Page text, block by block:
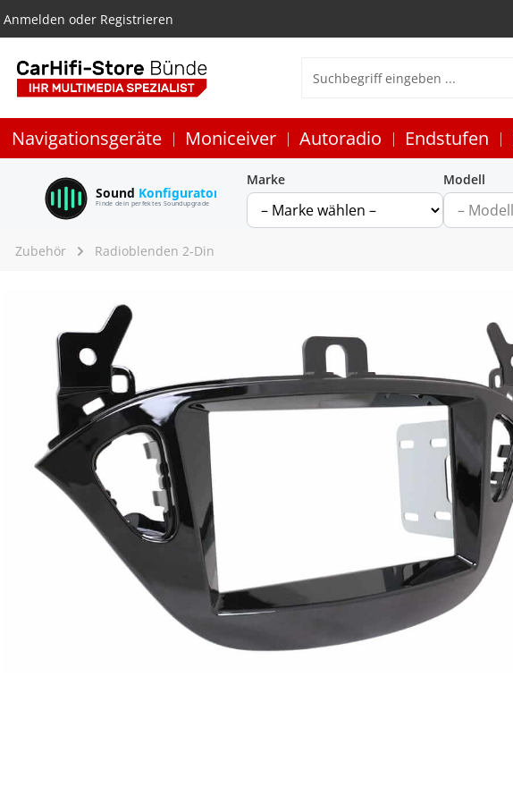
Anmelden oder Registrieren
Navigationsgeräte Moniceiver Autoradio Endstufen
Sound Konfigurator
Finde dein perfektes Soundupgrade
Marke Modell
Zubehör Radioblenden 2-Din